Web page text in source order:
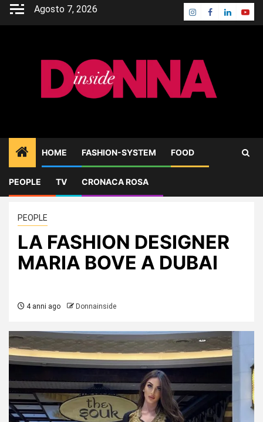
Skip
Agosto 7, 2026 Instagram
Facebook
Linkedin
HOME FASHION-SYSTEM FOOD
PEOPLE TV CRONACA ROSA
Home PEOPLE LA FASHION DESIGNER MARIA BOVE A DUBAI
PEOPLE
LA FASHION DESIGNER
MARIA BOVE A DUBAI
4 anni ago Donnainside